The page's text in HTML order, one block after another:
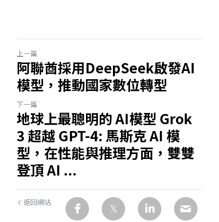
上一篇
阿聯酋採用DeepSeek啟發AI
模型，推動國家數位轉型
下一篇
地球上最聰明的 AI模型 Grok
3 超越 GPT-4: 馬斯克 AI 模
型，在性能與推理方面，雙雙
登頂 AI ...
返回網站